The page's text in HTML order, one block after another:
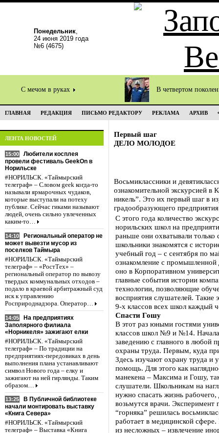
Понедельник,
24 июня 2019 года
№6 (4675)
С мечом в руках В четвертом
ГЛАВНАЯ РЕДАКЦИЯ ПИСЬМО РЕДАКТОРУ РЕКЛАМА АРХИВ
ЛЕНТА НОВОСТЕЙ
15:00
Любители косплея
провели фестиваль GeekOn в
Норильске
#НОРИЛЬСК. «Таймырский
телеграф» – Словом geek когда-то
называли ярмарочных чудаков,
которые выступали на потеху
публике. Сейчас гиками называют
людей, очень сильно увлеченных
каким-то…
14:10
Региональный оператор не
может вывезти мусор из
поселков Таймыра
#НОРИЛЬСК. «Таймырский
телеграф» – «РостТех» –
региональный оператор по вывозу
твердых коммунальных отходов –
подало в краевой арбитражный суд
иск к управлению
Росприроднадзора. Оператор…
14:05
На предприятиях
Заполярного филиала
«Норникеля» зажигают елки
#НОРИЛЬСК. «Таймырский
телеграф» – По традиции на
предприятиях-передовиках в день
выполнения плана устанавливают
символ Нового года – елку и
зажигают на ней гирлянды. Таким
образом…
13:25
В Публичной библиотеке
начали монтировать выставку
«Книга Севера»
#НОРИЛЬСК. «Таймырский
телеграф» – Выставка «Книга
Первый шаг
ДЕЛО МОЛОДОЕ
Восьмиклассники и
ознакомительной экскурсией в
никель”. Это их первый шаг в
градообразующего
С этого года количество
норильских школ на
раньше они охватывали только
школьники знакомятся с
учебный год – с сентября по
ознакомление с промышленной
оно в Корпоративном
главные события истории
технологии, позволяющие
восприятия слушателей. Такие
9-х классов всех школ каждый
Спасти Гошу
В этот раз юными гостями
классов школ №9 и №14.
заведению с главного в любой
охраны труда. Первым, куда
Здесь изучают охрану труда и
помощь. Для этого как
манекена – Максима и Гошу,
слушатели. Школьникам на
нужно спасать жизнь рабочего,
возьмутся врачи.
“горняка” решилась
работает в медицинской
из несложных – извлечение